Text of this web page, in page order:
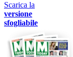
Scarica la
versione
sfogliabile